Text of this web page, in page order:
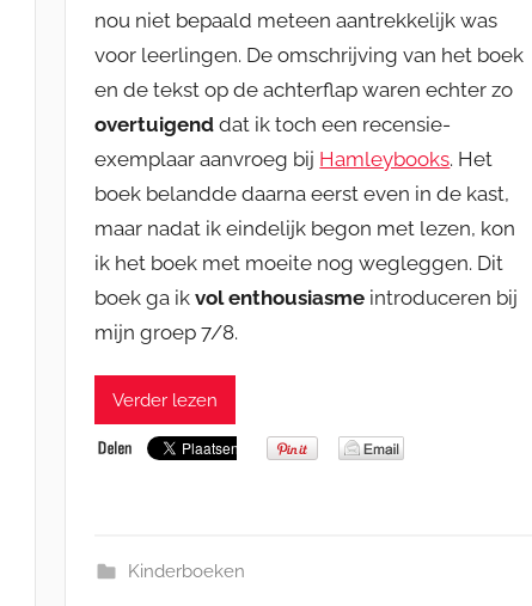
nou niet bepaald meteen aantrekkelijk was
voor leerlingen. De omschrijving van het boek
en de tekst op de achterflap waren echter zo
overtuigend dat ik toch een recensie-
exemplaar aanvroeg bij Hamleybooks. Het
boek belandde daarna eerst even in de kast,
maar nadat ik eindelijk begon met lezen, kon
ik het boek met moeite nog wegleggen. Dit
boek ga ikvol enthousiasme introduceren bij
mijn groep 7/8.
Verder lezen
Kinderboeken